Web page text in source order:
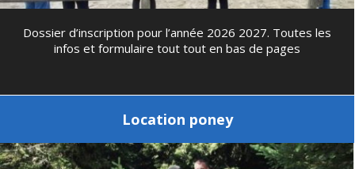
Dossier d’inscription pour l’année 2026 2027. Toutes les
infos et formulaire tout tout en bas de pages
Location poney